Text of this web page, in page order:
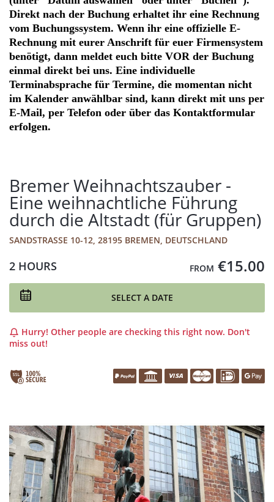
Direkt nach der Buchung erhaltet ihr eine Rechnung
vom Buchungssystem. Wenn ihr eine offizielle E-
Rechnung mit eurer Anschrift für euer Firmensystem
benötigt, dann meldet euch bitte VOR der Buchung
einmal direkt bei uns. Eine individuelle
Terminabsprache für Termine, die momentan nicht
im Kalender anwählbar sind, kann direkt mit uns per
E-Mail, per Telefon oder über das Kontaktformular
erfolgen.
Bremer Weihnachtszauber -
Eine weihnachtliche Führung
durch die Altstadt (für Gruppen)
SANDSTRASSE 10-12, 28195 BREMEN, DEUTSCHLAND
FROM €15.00
2 HOURS
SELECT A DATE
Hurry! Other people are checking this right now. Don't
miss out!